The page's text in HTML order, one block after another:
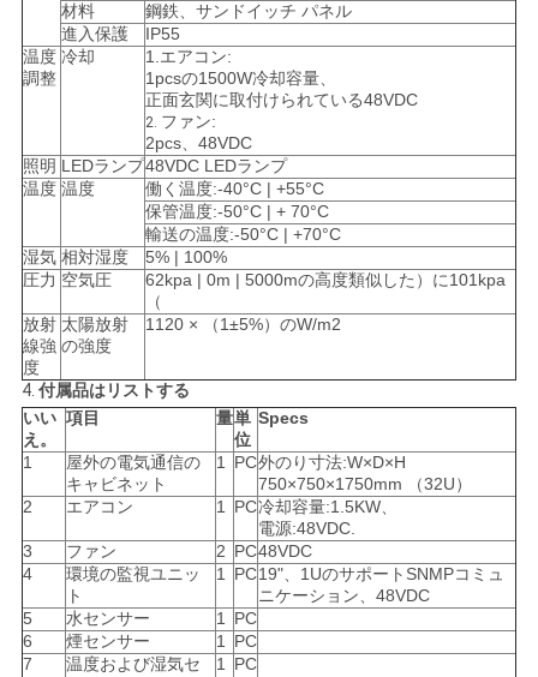
を
要
求
し
な
さ
い
地
図
PRIVACY
POLICY
材料
鋼鉄、サンドイッチ パネル
進入保護
IP55
温度
調整
冷却
1.エアコン:
1pcsの1500W冷却容量、
正面玄関に取付けられている48VDC
2. ファン:
2pcs、48VDC
照明 LEDランプ48VDC LEDランプ
温度 温度
働く温度:-40°C | +55°C
保管温度:-50°C | + 70°C
輸送の温度:-50°C | +70°C
湿気 相対湿度
5% | 100%
圧力 空気圧
62kpa | 0m | 5000mの高度類似した）に101kpa
（
放射
線強
度
太陽放射
の強度
1120 × （1±5%）のW/m2
4. 付属品はリストする
いい
え。
項目 量単
位
Specs
1
屋外の電気通信の
キャビネット
1 PC外のり寸法:W×D×H
750×750×1750mm （32U）
2
エアコン 1 PC冷却容量:1.5KW、
電源:48VDC.
3
ファン 2 PC48VDC
4
環境の監視ユニッ
ト
1 PC19"、1UのサポートSNMPコミュ
ニケーション、48VDC
5
水センサー 1 PC
6
煙センサー 1 PC
7
温度および湿気セ
1 PC